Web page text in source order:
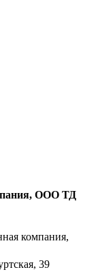
ООО ТД
компания,
39